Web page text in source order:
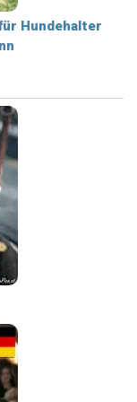
Hundehalter